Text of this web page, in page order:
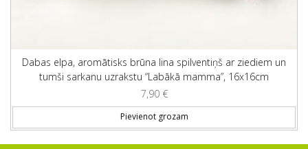
Dabas elpa, aromātisks brūna lina spilventiņš ar ziediem un
tumši sarkanu uzrakstu “Labākā mamma”, 16x16cm
7,90 €
Pievienot grozam